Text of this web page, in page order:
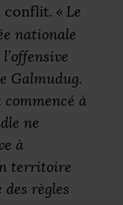
conflit. « Le
nationale
Galmudug.
commencé à
ne
à
territoire
règles